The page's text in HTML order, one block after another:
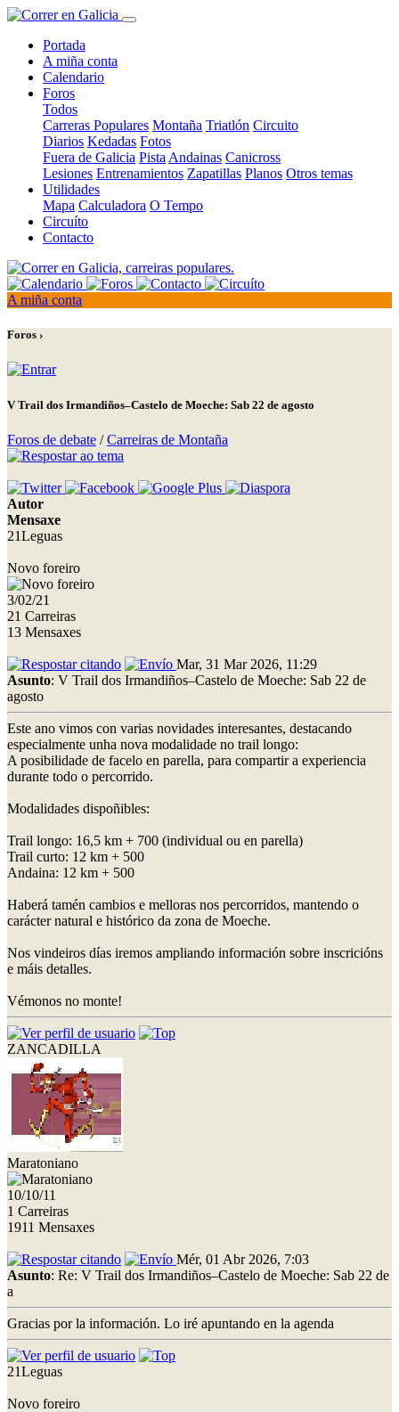
Portada
A miña conta
Calendario
Foros
Todos
Carreras Populares Montaña Triatlón Circuito
Diarios Kedadas Fotos
Fuera de Galicia Pista Andainas Canicross
Lesiones Entrenamientos Zapatillas Planos Otros temas
Utilidades
Mapa Calculadora O Tempo
Circuíto
Contacto
A miña conta
Foros ›
V Trail dos Irmandiños–Castelo de Moeche: Sab 22 de agosto
Foros de debate /Carreiras de Montaña
Autor
Mensaxe
21Leguas
Novo foreiro
3/02/21
21 Carreiras
13 Mensaxes
Mar, 31 Mar 2026, 11:29
Asunto: V Trail dos Irmandiños–Castelo de Moeche: Sab 22 de
agosto
Este ano vimos con varias novidades interesantes, destacando
especialmente unha nova modalidade no trail longo:
A posibilidade de facelo en parella, para compartir a experiencia
durante todo o percorrido.
Modalidades dispoñibles:
Trail longo: 16,5 km + 700 (individual ou en parella)
Trail curto: 12 km + 500
Andaina: 12 km + 500
Haberá tamén cambios e melloras nos percorridos, mantendo o
carácter natural e histórico da zona de Moeche.
Nos vindeiros días iremos ampliando información sobre inscricións
e máis detalles.
Vémonos no monte!
ZANCADILLA
Maratoniano
10/10/11
1 Carreiras
1911 Mensaxes
Mér, 01 Abr 2026, 7:03
Asunto: Re: V Trail dos Irmandiños–Castelo de Moeche: Sab 22 de
a
Gracias por la información. Lo iré apuntando en la agenda
21Leguas
Novo foreiro